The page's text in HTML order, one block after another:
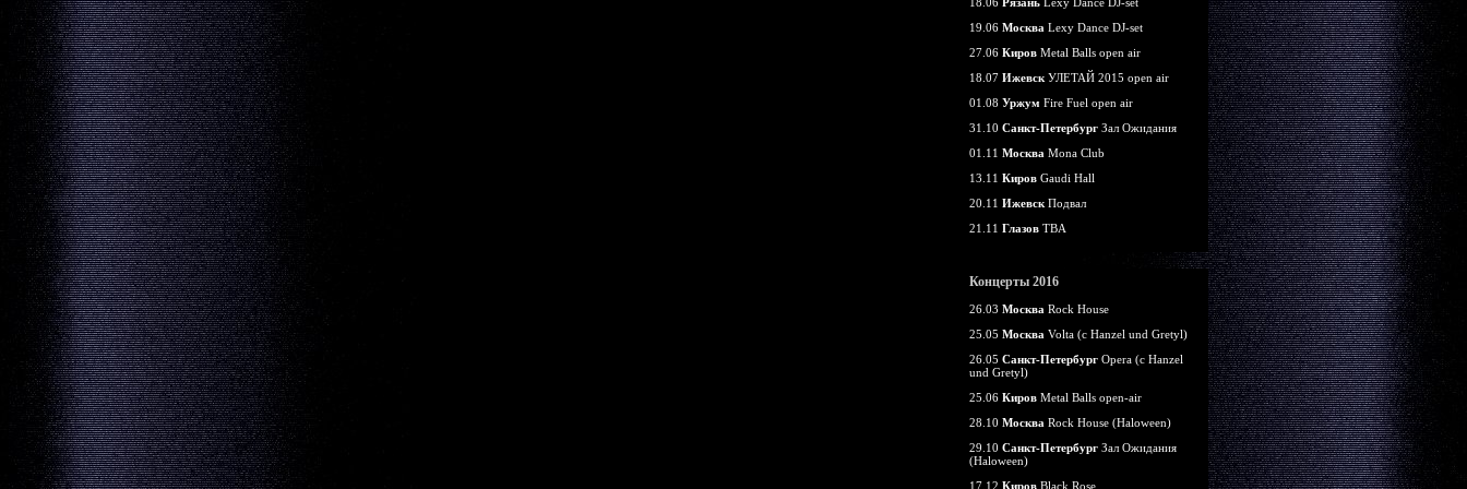
19.06 Москва Lexy Dance DJ-set
27.06 Киров Metal Balls open air
18.07 Ижевск УЛЕТАЙ 2015 open air
01.08 Уржум Fire Fuel open air
31.10 Санкт-Петербург Зал Ожидания
01.11 Москва Mona Club
13.11 Киров Gaudi Hall
20.11 Ижевск Подвал
21.11 Глазов TBA
Концерты 2016
26.03 Москва Rock House
25.05 Москва Volta (c Hanzel und Gretyl)
26.05 Санкт-Петербург Opera (c Hanzel
und Gretyl)
25.06 Киров Metal Balls open-air
28.10 Москва Rock House (Haloween)
29.10 Санкт-Петербург Зал Ожидания
(Haloween)
17.12 Киров Black Rose